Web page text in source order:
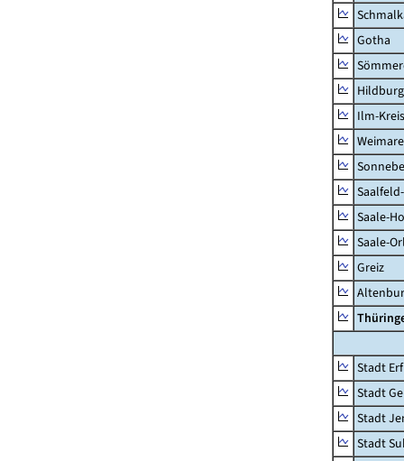
Gotha
Ilm-Kreis
Saale-
Saale-
Greiz
Stadt
Stadt
Stadt
Stadt